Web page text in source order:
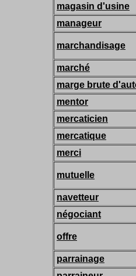
magasin d'usine
manageur
marchandisage
marché
marge brute
mentor
mercaticien
mercatique
merci
mutuelle
navetteur
négociant
offre
parrainage